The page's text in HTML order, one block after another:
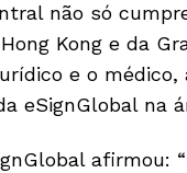
não só
Kong e da
e o
eSignGlobal na
afirmou: